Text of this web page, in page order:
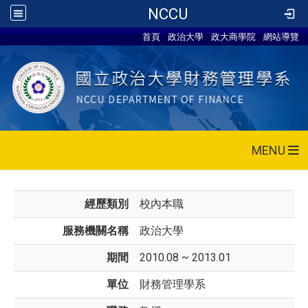
NCCU
首頁 政治大學 政大商學院 網站導覽
MENU
經歷類別 校內本職
服務機關名稱 政治大學
期間 2010.08 ~ 2013.01
單位 財務管理學系